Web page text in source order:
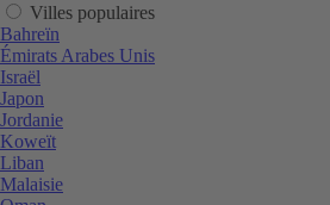
Villes populaires
Bahreïn
Émirats Arabes Unis
Israël
Japon
Jordanie
Koweït
Liban
Malaisie